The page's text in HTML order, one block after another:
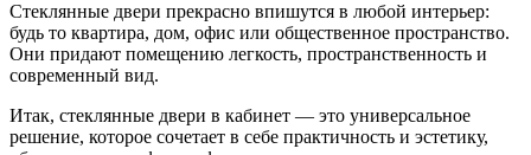
Стеклянные двери прекрасно впишутся в любой интерьер:
будь то квартира, дом, офис или общественное пространство.
Они придают помещению легкость, пространственность и
современный вид.
Итак, стеклянные двери в кабинет — это универсальное
решение, которое сочетает в себе практичность и эстетику,